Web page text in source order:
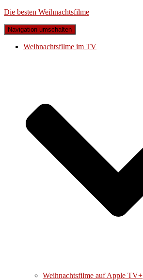
Die besten Weihnachtsfilme
Navigation umschalten
Weihnachtsfilme im TV
Weihnachtsfilme auf Apple TV+